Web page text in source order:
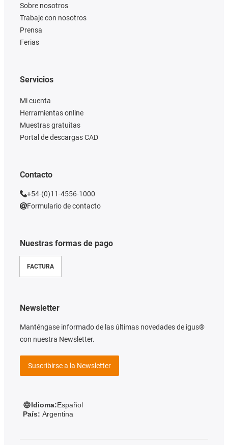
Sobre nosotros
Trabaje con nosotros
Prensa
Ferias
Nuestras formas de pago
FACTURA
Servicios
Mi cuenta
Herramientas online
Muestras gratuitas
Portal de descargas CAD
Contacto
+54-(0)11-4556-1000
Formulario de contacto
Newsletter
Manténgase informado de las últimas novedades de igus®
con nuestra Newsletter.
Suscribirse a la Newsletter
Idioma:Español
País: Argentina